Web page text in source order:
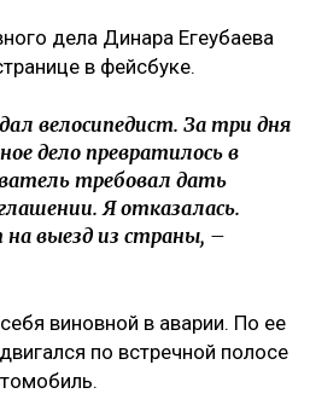
выезд из страны.
по статье 345, части 1
Ulysmedia.kz.
кадры с Кок-Жайляу
алматинка заявила о
гораздо больше за